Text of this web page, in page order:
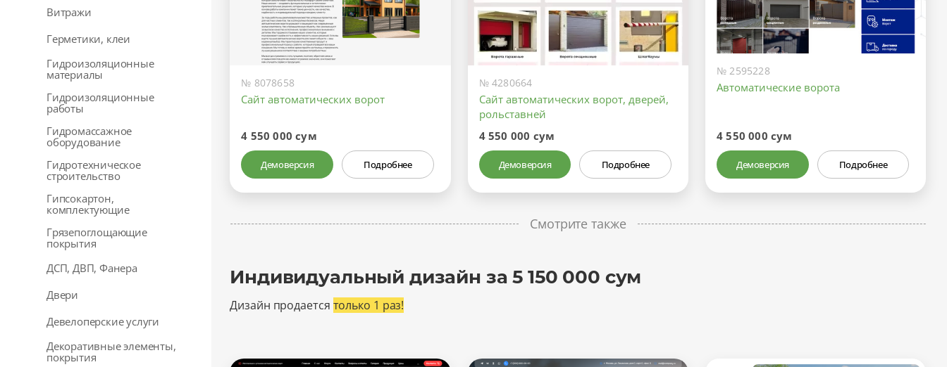
Витражи
Герметики, клеи
Гидроизоляционные
материалы
Гидроизоляционные
работы
Гидромассажное
оборудование
Гидротехническое
строительство
Гипсокартон,
комплектующие
Грязепоглощающие
покрытия
ДСП, ДВП, Фанера
Двери
Девелоперские услуги
Декоративные элементы,
покрытия
№ 8078658
Сайт автоматических ворот
4 550 000 сум
Демоверсия Подробнее
№ 4280664
Сайт автоматических ворот, дверей,
рольставней
4 550 000 сум
Демоверсия Подробнее
№ 2595228
Автоматические ворота
4 550 000 сум
Демоверсия Подробнее
Смотрите также
Индивидуальный дизайн за 5 150 000 сум
Дизайн продается только 1 раз!